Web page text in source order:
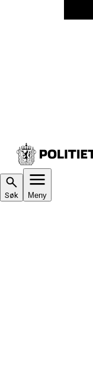
Søk Meny